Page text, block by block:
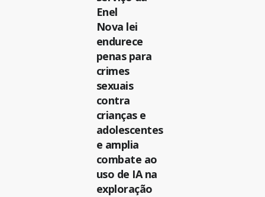
Enel
Nova lei
endurece
penas para
crimes
sexuais
contra
crianças e
adolescentes
e amplia
combate ao
uso de IA na
exploração